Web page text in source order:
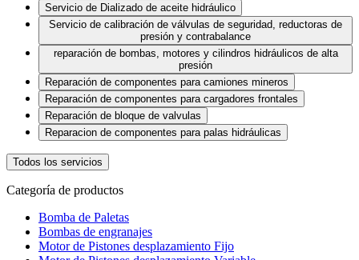
Servicio de Dializado de aceite hidráulico
Servicio de calibración de válvulas de seguridad, reductoras de
presión y contrabalance
reparación de bombas, motores y cilindros hidráulicos de alta
presión
Reparación de componentes para camiones mineros
Reparación de componentes para cargadores frontales
Reparación de bloque de valvulas
Reparacion de componentes para palas hidráulicas
Todos los servicios
Categoría de productos
Bomba de Paletas
Bombas de engranajes
Motor de Pistones desplazamiento Fijo